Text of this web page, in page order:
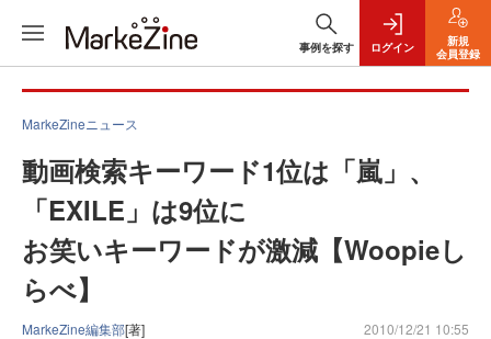
事例を探す ログイン
新規
会員登録
MarkeZineニュース
動画検索キーワード1位は「嵐」、
「EXILE」は9位に
お笑いキーワードが激減【Woopieし
らべ】
MarkeZine編集部[著] 2010/12/21 10:55